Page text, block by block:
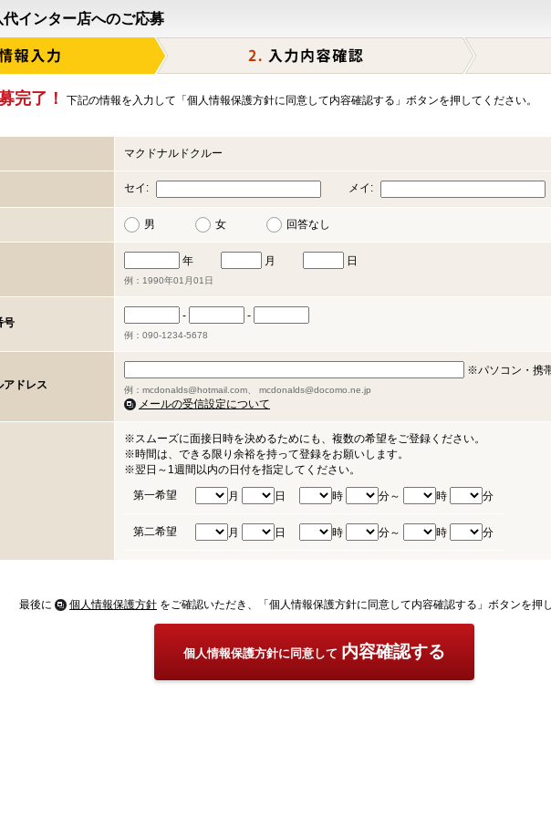
代インター店へのご応募
完了！ 下記の情報を入力して「個人情報保護方針に同意して内容確認する」ボタンを押してください。
マクドナルドクルー
セイ: メイ:
男 女 回答なし
年 月 日
例：1990年01月01日
号
- -
例：090-1234-5678
アドレス
※パソコン・携
例：mcdonalds@hotmail.com、 mcdonalds@docomo.ne.jp
メールの受信設定について
※スムーズに面接日時を決めるためにも、複数の希望をご登録ください。
※時間は、できる限り余裕を持って登録をお願いします。
※翌日～1週間以内の日付を指定してください。
第一希望
月 日 時 分～ 時 分
第二希望 月 日 時 分～ 時 分
最後に 個人情報保護方針 をご確認いただき、「個人情報保護方針に同意して内容確認する」ボタンを押
個人情報保護方針に同意して 内容確認する